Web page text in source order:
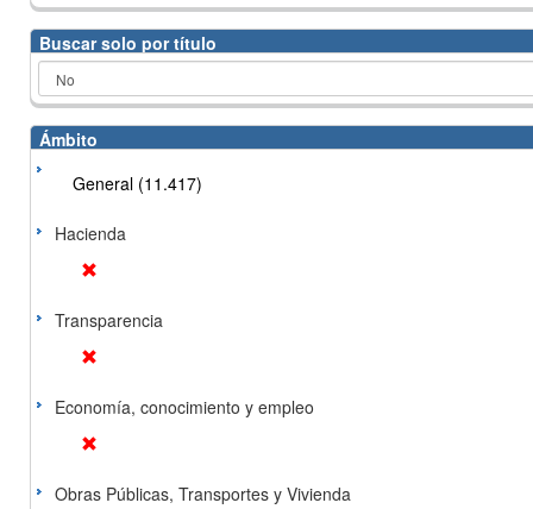
Buscar solo por título
Ámbito
General (11.417)
Hacienda
Transparencia
Economía, conocimiento y empleo
Obras Públicas, Transportes y Vivienda